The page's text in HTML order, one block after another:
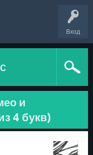
Вход
и
4 букв)